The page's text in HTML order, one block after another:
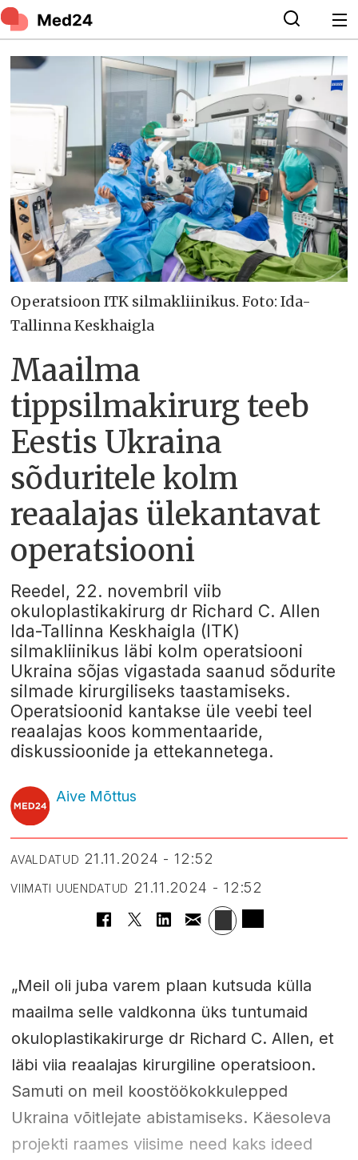
Operatsioon ITK silmakliinikus. Foto: Ida-
Tallinna Keskhaigla
Maailma
tippsilmakirurg teeb
Eestis Ukraina
sõduritele kolm
reaalajas ülekantavat
operatsiooni
Reedel, 22. novembril viib
okuloplastikakirurg dr Richard C. Allen
Ida-Tallinna Keskhaigla (ITK)
silmakliinikus läbi kolm operatsiooni
Ukraina sõjas vigastada saanud sõdurite
silmade kirurgiliseks taastamiseks.
Operatsioonid kantakse üle veebi teel
reaalajas koos kommentaaride,
diskussioonide ja ettekannetega.
Aive Mõttus
AVALDATUD 21.11.2024 - 12:52
VIIMATI UUENDATUD 21.11.2024 - 12:52
„Meil oli juba varem plaan kutsuda külla
maailma selle valdkonna üks tuntumaid
okuloplastikakirurge dr Richard C. Allen, et
läbi viia reaalajas kirurgiline operatsioon.
Samuti on meil koostöökokkulepped
Ukraina võitlejate abistamiseks. Käesoleva
projekti raames viisime need kaks ideed